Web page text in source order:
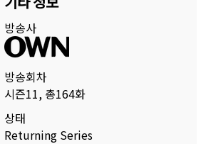
방송사
방송회차
시즌11, 총164화
상태
Returning Series